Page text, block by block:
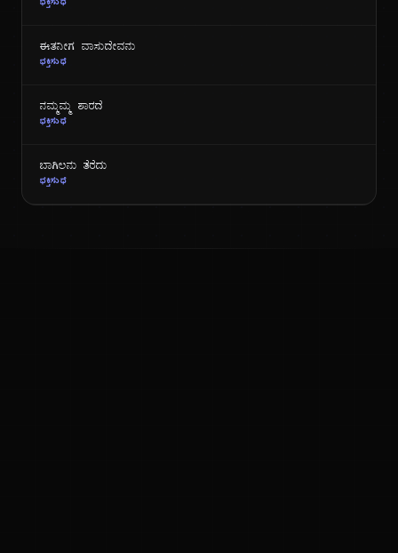
ಭಕ್ತಿಸುಧೆ
ಈತನೀಗ ವಾಸುದೇವನು
ಭಕ್ತಿಸುಧೆ
ನಮ್ಮಮ್ಮ ಶಾರದೆ
ಭಕ್ತಿಸುಧೆ
ಬಾಗಿಲನು ತೆರೆದು
ಭಕ್ತಿಸುಧೆ